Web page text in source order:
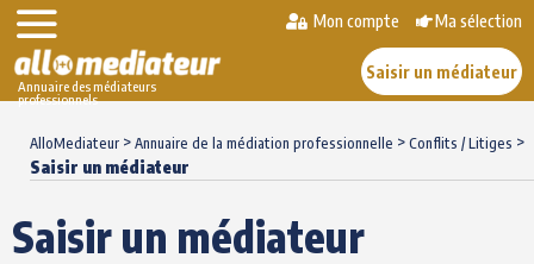
content
Annuaire des médiateurs
professionnels
Mon compte Ma sélection
Saisir un médiateur
AlloMediateur > Annuaire de la médiation professionnelle > Conflits / Litiges >
Saisir un médiateur
Saisir un médiateur